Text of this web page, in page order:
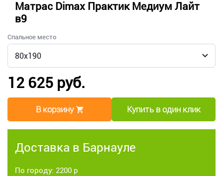
Матрас Dimax Практик Медиум Лайт
в9
Спальное место
12 625 руб.
В корзину Купить в один клик
Доставка в Барнауле
По городу: 2200 р